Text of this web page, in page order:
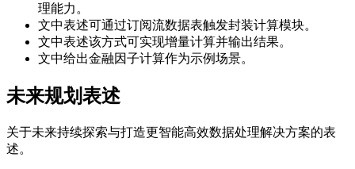
理能力。
文中表述可通过订阅流数据表触发封装计算模块。
文中表述该方式可实现增量计算并输出结果。
文中给出金融因子计算作为示例场景。
未来规划表述
关于未来持续探索与打造更智能高效数据处理解决方案的表
述。